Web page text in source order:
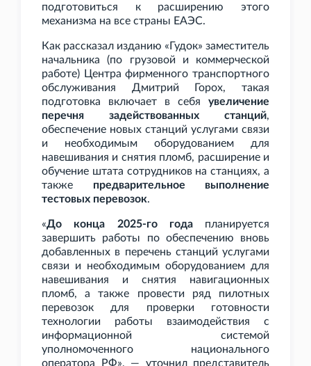
подготовиться к расширению этого
механизма на все страны ЕАЭС.
Как рассказал изданию «Гудок» заместитель
начальника (по грузовой и коммерческой
работе) Центра фирменного транспортного
обслуживания Дмитрий Горох, такая
подготовка включает в себя увеличение
перечня задействованных станций,
обеспечение новых станций услугами связи
и необходимым оборудованием для
навешивания и снятия пломб, расширение и
обучение штата сотрудников на станциях, а
также предварительное выполнение
тестовых перевозок.
«До конца 2025-го годапланируется
завершить работы по обеспечению вновь
добавленных в перечень станций услугами
связи и необходимым оборудованием для
навешивания и снятия навигационных
пломб, а также провести ряд пилотных
перевозок для проверки готовности
технологии работы взаимодействия с
информационной системой
уполномоченного национального
оператора РФ», — уточнил представитель